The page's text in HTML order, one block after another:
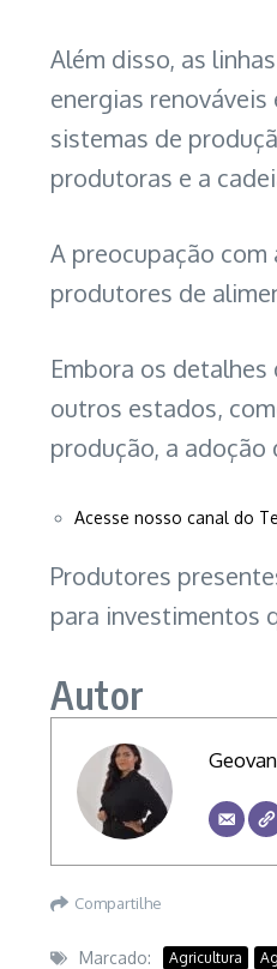
Além disso, as
energias renováveis
sistemas de
produtoras e a
A preocupação
produtores de
Embora os
outros estados,
produção, a
Acesse nosso canal do
Produtores
para investimentos
Autor
Compartilhe
Marcado: Agricultura